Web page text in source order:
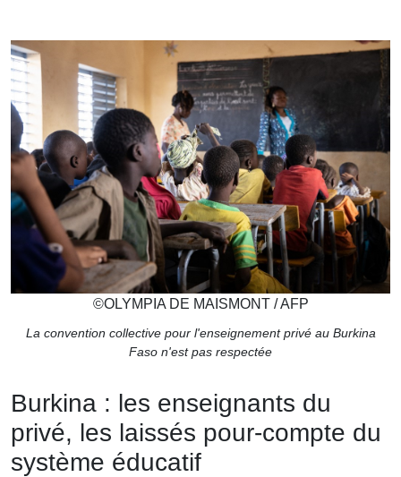
©OLYMPIA DE MAISMONT / AFP
La convention collective pour l'enseignement privé au Burkina
Faso n'est pas respectée
Burkina : les enseignants du
privé, les laissés pour-compte du
système éducatif